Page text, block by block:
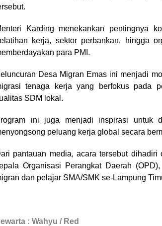
Karding menekankan pentingnya
kerja, sektor perbankan, hingga
para PMI.
Desa Migran Emas ini menjadi
tenaga kerja yang berfokus pada
SDM lokal.
ini juga menjadi inspirasi untuk
peluang kerja global secara
pantauan media, acara tersebut
Organisasi Perangkat Daerah
dan pelajar SMA/SMK se-Lampung
: Wahyu / Red